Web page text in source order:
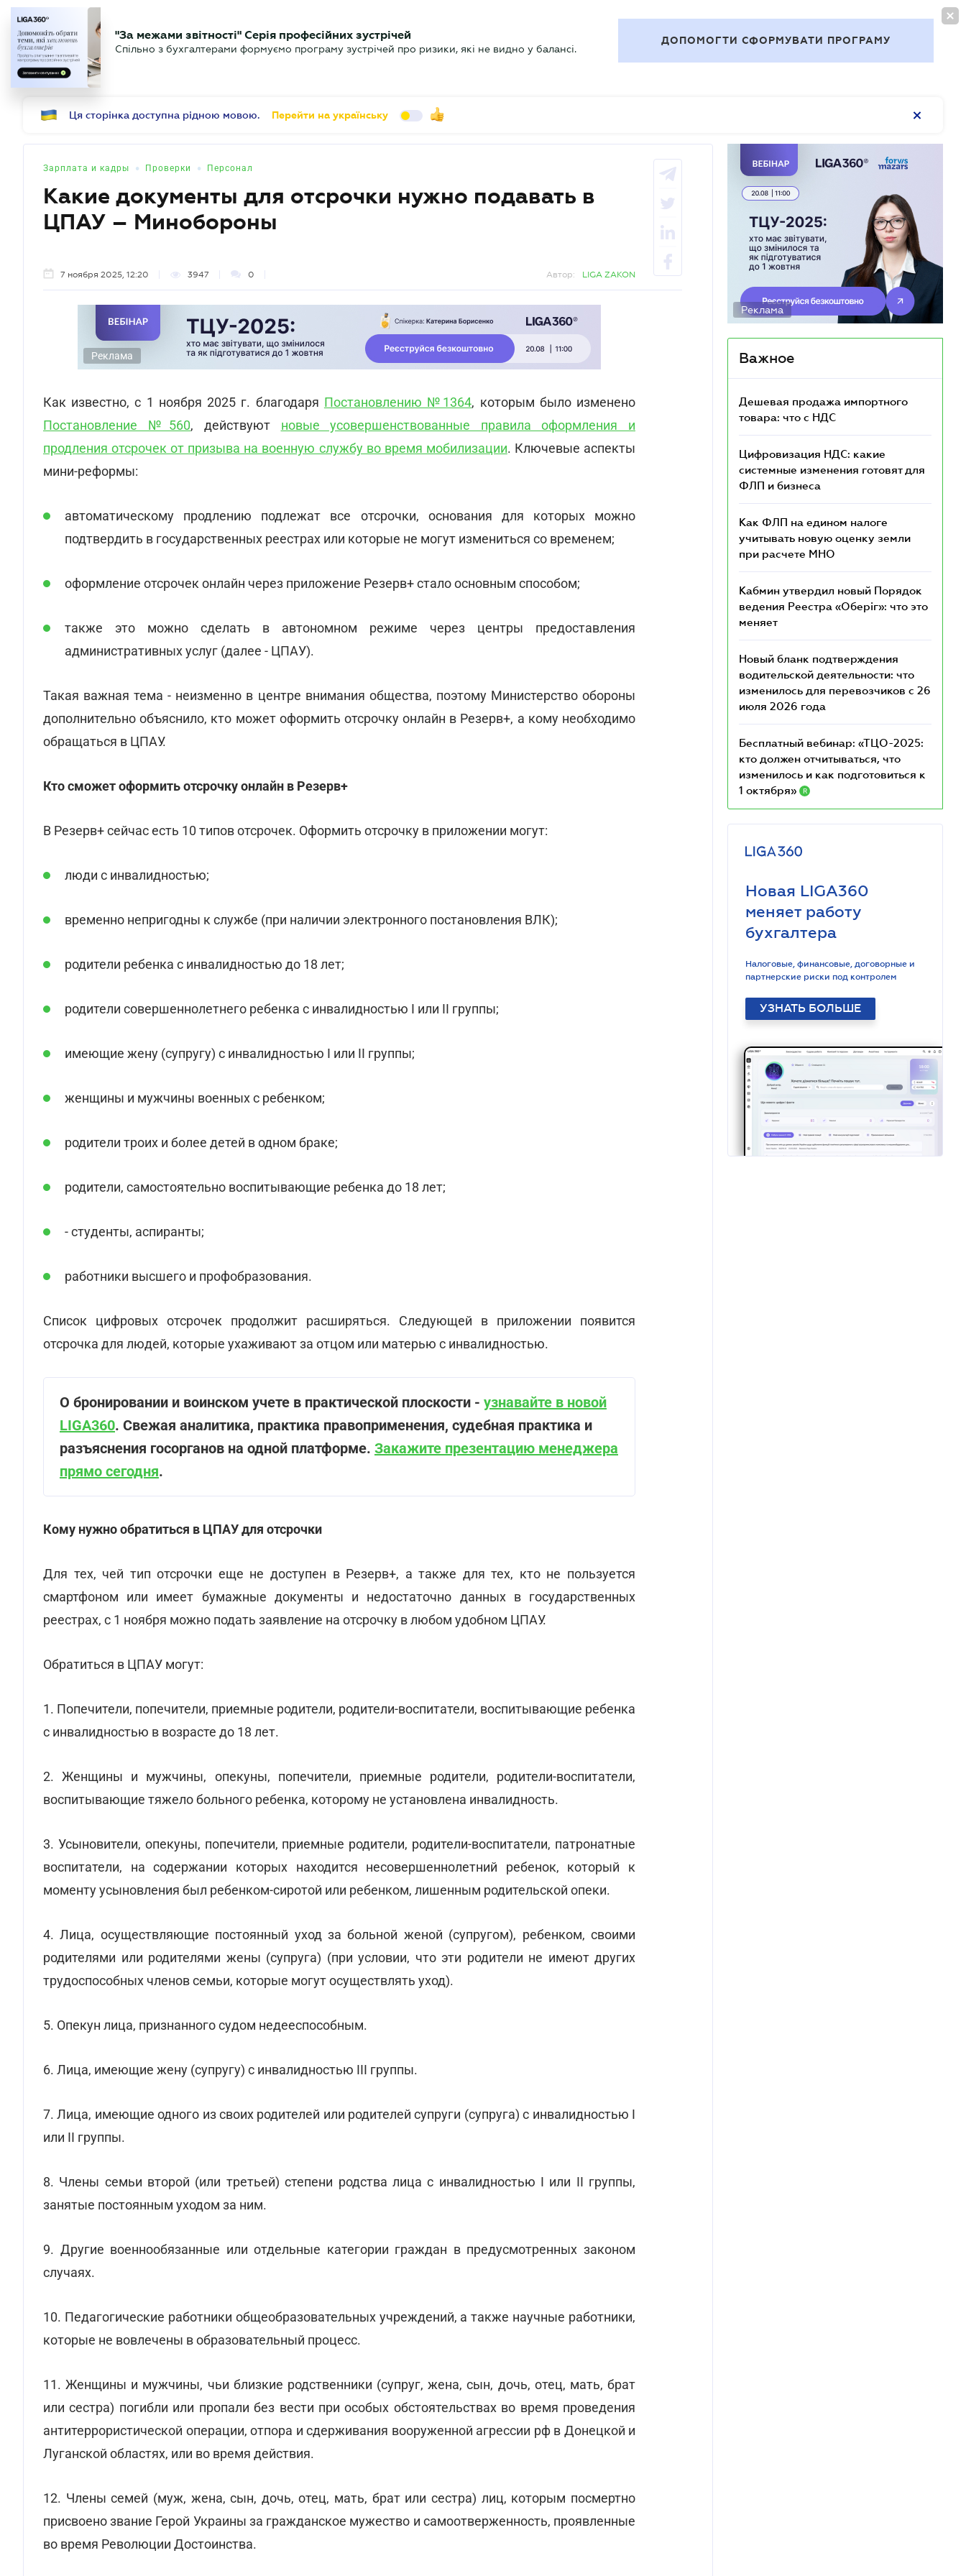
БУХГАЛТЕР Новости Аналитика Календарь Актуально
"За межами звітності" Серія професійних зустрічей
Спільно з бухгалтерами формуємо програму зустрічей про ризики, які не видно у балансі.
ДОПОМОГТИ СФОРМУВАТИ ПРОГРАМУ
Ця сторінка доступна рідною мовою. Перейти на українську
Зарплата и кадры • Проверки • Персонал
Какие документы для отсрочки нужно подавать в
ЦПАУ – Минобороны
7 ноября 2025, 12:20 3947 0 Автор: LIGA ZAKON
Реклама
Как известно, с 1 ноября 2025 г. благодаря Постановлению №1364, которым было изменено
Постановление №560, действуют новые усовершенствованные правила оформления и
продления отсрочек от призыва на военную службу во время мобилизации. Ключевые аспекты
мини-реформы:
автоматическому продлению подлежат все отсрочки, основания для которых можно
подтвердить в государственных реестрах или которые не могут измениться со временем;
оформление отсрочек онлайн через приложение Резерв+ стало основным способом;
также это можно сделать в автономном режиме через центры предоставления
административных услуг (далее - ЦПАУ).
Такая важная тема - неизменно в центре внимания общества, поэтому Министерство обороны
дополнительно объяснило, кто может оформить отсрочку онлайн в Резерв+, а кому необходимо
обращаться в ЦПАУ.
Кто сможет оформить отсрочку онлайн в Резерв+
В Резерв+ сейчас есть 10 типов отсрочек. Оформить отсрочку в приложении могут:
люди с инвалидностью;
временно непригодны к службе (при наличии электронного постановления ВЛК);
родители ребенка с инвалидностью до 18 лет;
родители совершеннолетнего ребенка с инвалидностью I или II группы;
имеющие жену (супругу) с инвалидностью I или II группы;
женщины и мужчины военных с ребенком;
родители троих и более детей в одном браке;
родители, самостоятельно воспитывающие ребенка до 18 лет;
- студенты, аспиранты;
работники высшего и профобразования.
Список цифровых отсрочек продолжит расширяться. Следующей в приложении появится
отсрочка для людей, которые ухаживают за отцом или матерью с инвалидностью.
О бронировании и воинском учете в практической плоскости - узнавайте в новой
LIGA360. Свежая аналитика, практика правоприменения, судебная практика и
разъяснения госорганов на одной платформе. Закажите презентацию менеджера
прямо сегодня.
Кому нужно обратиться в ЦПАУ для отсрочки
Для тех, чей тип отсрочки еще не доступен в Резерв+, а также для тех, кто не пользуется
смартфоном или имеет бумажные документы и недостаточно данных в государственных
реестрах, с 1 ноября можно подать заявление на отсрочку в любом удобном ЦПАУ.
Обратиться в ЦПАУ могут:
1. Попечители, попечители, приемные родители, родители-воспитатели, воспитывающие ребенка
с инвалидностью в возрасте до 18 лет.
2. Женщины и мужчины, опекуны, попечители, приемные родители, родители-воспитатели,
воспитывающие тяжело больного ребенка, которому не установлена инвалидность.
3. Усыновители, опекуны, попечители, приемные родители, родители-воспитатели, патронатные
воспитатели, на содержании которых находится несовершеннолетний ребенок, который к
моменту усыновления был ребенком-сиротой или ребенком, лишенным родительской опеки.
4. Лица, осуществляющие постоянный уход за больной женой (супругом), ребенком, своими
родителями или родителями жены (супруга) (при условии, что эти родители не имеют других
трудоспособных членов семьи, которые могут осуществлять уход).
5. Опекун лица, признанного судом недееспособным.
6. Лица, имеющие жену (супругу) с инвалидностью III группы.
7. Лица, имеющие одного из своих родителей или родителей супруги (супруга) с инвалидностью I
или II группы.
8. Члены семьи второй (или третьей) степени родства лица с инвалидностью I или II группы,
занятые постоянным уходом за ним.
9. Другие военнообязанные или отдельные категории граждан в предусмотренных законом
случаях.
10. Педагогические работники общеобразовательных учреждений, а также научные работники,
которые не вовлечены в образовательный процесс.
11. Женщины и мужчины, чьи близкие родственники (супруг, жена, сын, дочь, отец, мать, брат
или сестра) погибли или пропали без вести при особых обстоятельствах во время проведения
антитеррористической операции, отпора и сдерживания вооруженной агрессии рф в Донецкой и
Луганской областях, или во время действия.
12. Члены семей (муж, жена, сын, дочь, отец, мать, брат или сестра) лиц, которым посмертно
присвоено звание Герой Украины за гражданское мужество и самоотверженность, проявленные
во время Революции Достоинства.
Реклама
Важное
Дешевая продажа импортного
товара: что c НДС
Цифровизация НДС: какие
системные изменения готовят для
ФЛП и бизнеса
Как ФЛП на едином налоге
учитывать новую оценку земли
при расчете МНО
Кабмин утвердил новый Порядок
ведения Реестра «Оберіг»: что это
меняет
Новый бланк подтверждения
водительской деятельности: что
изменилось для перевозчиков с 26
июля 2026 года
Бесплатный вебинар: «ТЦО-2025:
кто должен отчитываться, что
изменилось и как подготовиться к
1 октября»
R
Новая LIGA360
меняет работу
бухгалтера
Налоговые, финансовые, договорные и
партнерские риски под контролем
УЗНАТЬ БОЛЬШЕ